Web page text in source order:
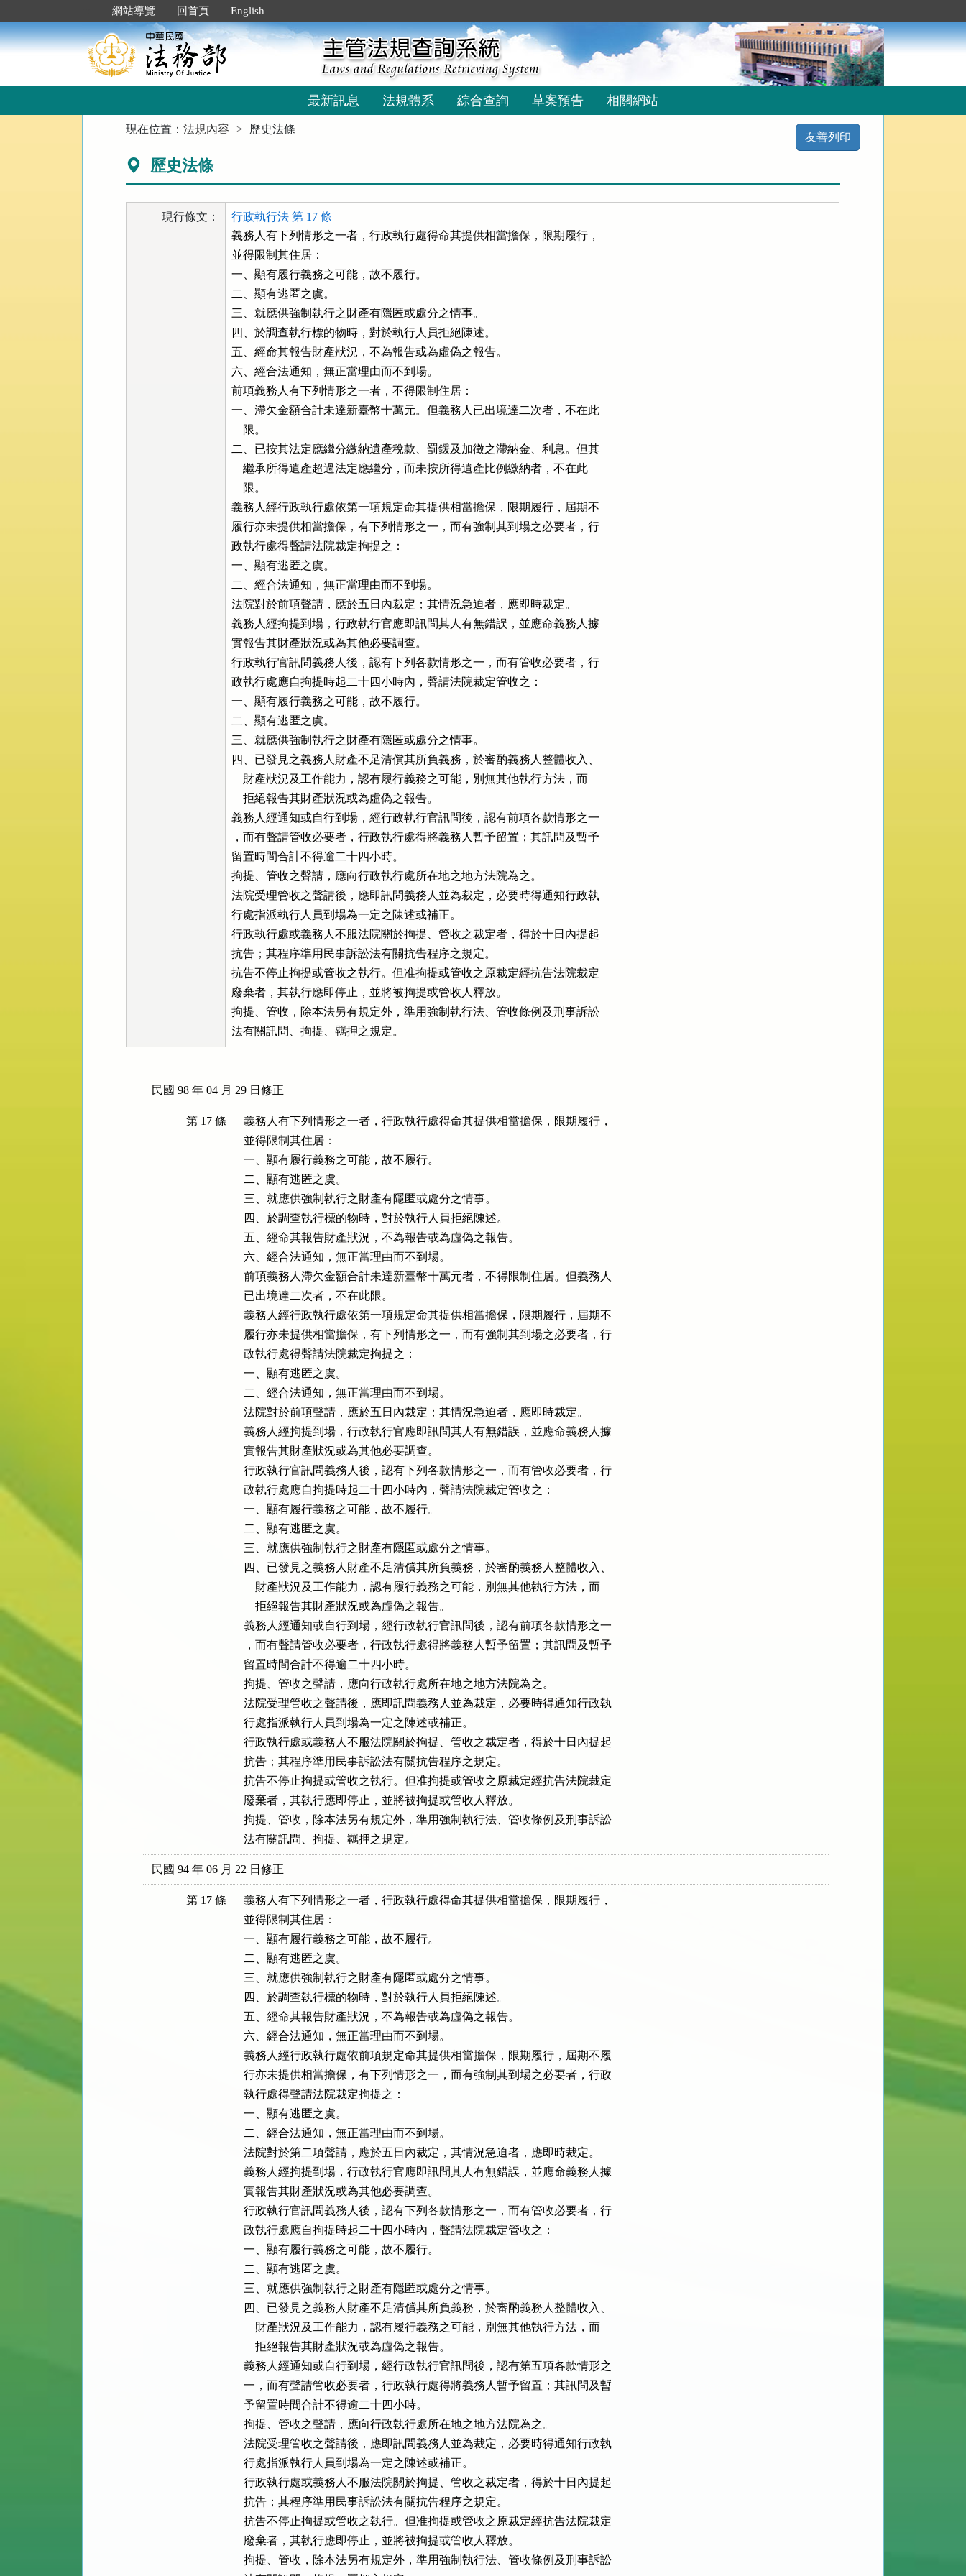
到
主
要
網站導覽 回首頁 English
最新訊息 法規體系 綜合查詢 草案預告 相關網站
現在位置：法規內容 歷史法條
友善列印
歷史法條
現行條文：
行政執行法 第 17 條
義務人有下列情形之一者，行政執行處得命其提供相當擔保，限期履行，
並得限制其住居：
一、顯有履行義務之可能，故不履行。
二、顯有逃匿之虞。
三、就應供強制執行之財產有隱匿或處分之情事。
四、於調查執行標的物時，對於執行人員拒絕陳述。
五、經命其報告財產狀況，不為報告或為虛偽之報告。
六、經合法通知，無正當理由而不到場。
前項義務人有下列情形之一者，不得限制住居：
一、滯欠金額合計未達新臺幣十萬元。但義務人已出境達二次者，不在此
    限。
二、已按其法定應繼分繳納遺產稅款、罰鍰及加徵之滯納金、利息。但其
    繼承所得遺產超過法定應繼分，而未按所得遺產比例繳納者，不在此
    限。
義務人經行政執行處依第一項規定命其提供相當擔保，限期履行，屆期不
履行亦未提供相當擔保，有下列情形之一，而有強制其到場之必要者，行
政執行處得聲請法院裁定拘提之：
一、顯有逃匿之虞。
二、經合法通知，無正當理由而不到場。
法院對於前項聲請，應於五日內裁定；其情況急迫者，應即時裁定。
義務人經拘提到場，行政執行官應即訊問其人有無錯誤，並應命義務人據
實報告其財產狀況或為其他必要調查。
行政執行官訊問義務人後，認有下列各款情形之一，而有管收必要者，行
政執行處應自拘提時起二十四小時內，聲請法院裁定管收之：
一、顯有履行義務之可能，故不履行。
二、顯有逃匿之虞。
三、就應供強制執行之財產有隱匿或處分之情事。
四、已發見之義務人財產不足清償其所負義務，於審酌義務人整體收入、
    財產狀況及工作能力，認有履行義務之可能，別無其他執行方法，而
    拒絕報告其財產狀況或為虛偽之報告。
義務人經通知或自行到場，經行政執行官訊問後，認有前項各款情形之一
，而有聲請管收必要者，行政執行處得將義務人暫予留置；其訊問及暫予
留置時間合計不得逾二十四小時。
拘提、管收之聲請，應向行政執行處所在地之地方法院為之。
法院受理管收之聲請後，應即訊問義務人並為裁定，必要時得通知行政執
行處指派執行人員到場為一定之陳述或補正。
行政執行處或義務人不服法院關於拘提、管收之裁定者，得於十日內提起
抗告；其程序準用民事訴訟法有關抗告程序之規定。
抗告不停止拘提或管收之執行。但准拘提或管收之原裁定經抗告法院裁定
廢棄者，其執行應即停止，並將被拘提或管收人釋放。
拘提、管收，除本法另有規定外，準用強制執行法、管收條例及刑事訴訟
法有關訊問、拘提、羈押之規定。
民國 98 年 04 月 29 日修正
第 17 條
義務人有下列情形之一者，行政執行處得命其提供相當擔保，限期履行，
並得限制其住居：
一、顯有履行義務之可能，故不履行。
二、顯有逃匿之虞。
三、就應供強制執行之財產有隱匿或處分之情事。
四、於調查執行標的物時，對於執行人員拒絕陳述。
五、經命其報告財產狀況，不為報告或為虛偽之報告。
六、經合法通知，無正當理由而不到場。
前項義務人滯欠金額合計未達新臺幣十萬元者，不得限制住居。但義務人
已出境達二次者，不在此限。
義務人經行政執行處依第一項規定命其提供相當擔保，限期履行，屆期不
履行亦未提供相當擔保，有下列情形之一，而有強制其到場之必要者，行
政執行處得聲請法院裁定拘提之：
一、顯有逃匿之虞。
二、經合法通知，無正當理由而不到場。
法院對於前項聲請，應於五日內裁定；其情況急迫者，應即時裁定。
義務人經拘提到場，行政執行官應即訊問其人有無錯誤，並應命義務人據
實報告其財產狀況或為其他必要調查。
行政執行官訊問義務人後，認有下列各款情形之一，而有管收必要者，行
政執行處應自拘提時起二十四小時內，聲請法院裁定管收之：
一、顯有履行義務之可能，故不履行。
二、顯有逃匿之虞。
三、就應供強制執行之財產有隱匿或處分之情事。
四、已發見之義務人財產不足清償其所負義務，於審酌義務人整體收入、
    財產狀況及工作能力，認有履行義務之可能，別無其他執行方法，而
    拒絕報告其財產狀況或為虛偽之報告。
義務人經通知或自行到場，經行政執行官訊問後，認有前項各款情形之一
，而有聲請管收必要者，行政執行處得將義務人暫予留置；其訊問及暫予
留置時間合計不得逾二十四小時。
拘提、管收之聲請，應向行政執行處所在地之地方法院為之。
法院受理管收之聲請後，應即訊問義務人並為裁定，必要時得通知行政執
行處指派執行人員到場為一定之陳述或補正。
行政執行處或義務人不服法院關於拘提、管收之裁定者，得於十日內提起
抗告；其程序準用民事訴訟法有關抗告程序之規定。
抗告不停止拘提或管收之執行。但准拘提或管收之原裁定經抗告法院裁定
廢棄者，其執行應即停止，並將被拘提或管收人釋放。
拘提、管收，除本法另有規定外，準用強制執行法、管收條例及刑事訴訟
法有關訊問、拘提、羈押之規定。
民國 94 年 06 月 22 日修正
第 17 條
義務人有下列情形之一者，行政執行處得命其提供相當擔保，限期履行，
並得限制其住居：
一、顯有履行義務之可能，故不履行。
二、顯有逃匿之虞。
三、就應供強制執行之財產有隱匿或處分之情事。
四、於調查執行標的物時，對於執行人員拒絕陳述。
五、經命其報告財產狀況，不為報告或為虛偽之報告。
六、經合法通知，無正當理由而不到場。
義務人經行政執行處依前項規定命其提供相當擔保，限期履行，屆期不履
行亦未提供相當擔保，有下列情形之一，而有強制其到場之必要者，行政
執行處得聲請法院裁定拘提之：
一、顯有逃匿之虞。
二、經合法通知，無正當理由而不到場。
法院對於第二項聲請，應於五日內裁定，其情況急迫者，應即時裁定。
義務人經拘提到場，行政執行官應即訊問其人有無錯誤，並應命義務人據
實報告其財產狀況或為其他必要調查。
行政執行官訊問義務人後，認有下列各款情形之一，而有管收必要者，行
政執行處應自拘提時起二十四小時內，聲請法院裁定管收之：
一、顯有履行義務之可能，故不履行。
二、顯有逃匿之虞。
三、就應供強制執行之財產有隱匿或處分之情事。
四、已發見之義務人財產不足清償其所負義務，於審酌義務人整體收入、
    財產狀況及工作能力，認有履行義務之可能，別無其他執行方法，而
    拒絕報告其財產狀況或為虛偽之報告。
義務人經通知或自行到場，經行政執行官訊問後，認有第五項各款情形之
一，而有聲請管收必要者，行政執行處得將義務人暫予留置；其訊問及暫
予留置時間合計不得逾二十四小時。
拘提、管收之聲請，應向行政執行處所在地之地方法院為之。
法院受理管收之聲請後，應即訊問義務人並為裁定，必要時得通知行政執
行處指派執行人員到場為一定之陳述或補正。
行政執行處或義務人不服法院關於拘提、管收之裁定者，得於十日內提起
抗告；其程序準用民事訴訟法有關抗告程序之規定。
抗告不停止拘提或管收之執行。但准拘提或管收之原裁定經抗告法院裁定
廢棄者，其執行應即停止，並將被拘提或管收人釋放。
拘提、管收，除本法另有規定外，準用強制執行法、管收條例及刑事訴訟